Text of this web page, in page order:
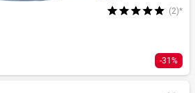
(2)*
-31%